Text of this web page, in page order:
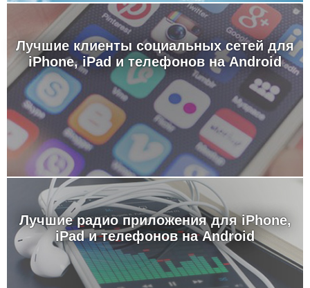
Лучшие клиенты социальных сетей для
iPhone, iPad и телефонов на Android
Лучшие радио приложения для iPhone,
iPad и телефонов на Android